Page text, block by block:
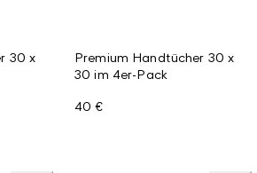
30 x
Premium Handtücher 30 x
30 im 4er-Pack
40 €